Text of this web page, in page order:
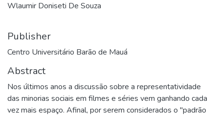
Wlaumir Doniseti De Souza
Publisher
Centro Universitário Barão de Mauá
Abstract
Nos últimos anos a discussão sobre a representatividade
das minorias sociais em filmes e séries vem ganhando cada
vez mais espaço. Afinal, por serem considerados o "padrão